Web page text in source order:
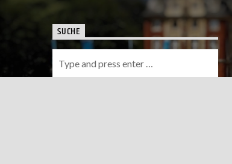
SUCHE